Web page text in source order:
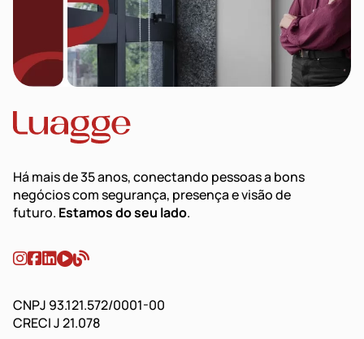
Há mais de 35 anos, conectando pessoas a bons
negócios com segurança, presença e visão de
futuro. Estamos do seu lado.
CNPJ 93.121.572/0001-00
CRECI J 21.078